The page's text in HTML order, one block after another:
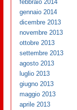
febbraio 2014
gennaio 2014
dicembre 2013
novembre 2013
ottobre 2013
settembre 2013
agosto 2013
luglio 2013
giugno 2013
maggio 2013
aprile 2013